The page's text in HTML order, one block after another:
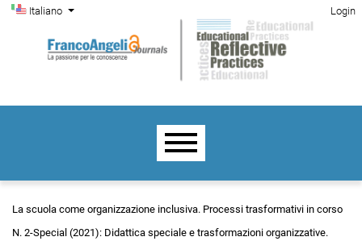
Salta al menu principale di navigazione
Salta al contenuto principale
Salta al piè di pagina del sito
Cambia la lingua. La lingua corrente è:
Italiano
Menu di amministrazione Login
Menu principale
La scuola come organizzazione inclusiva. Processi trasformativi in corso
N. 2-Special (2021): Didattica speciale e trasformazioni organizzative.